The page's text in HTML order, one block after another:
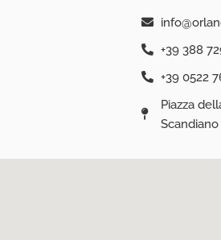
+39 388
+39 0522
Piazza
Scandiano